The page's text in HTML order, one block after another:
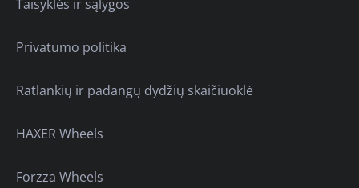
Taisyklės ir sąlygos
Privatumo politika
Ratlankių ir padangų dydžių skaičiuoklė
HAXER Wheels
Forzza Wheels